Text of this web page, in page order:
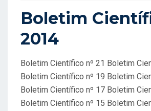
S
T
A
D
O
E
M
Boletim
2014
Boletim Científico nº 21 Boletim
Boletim Científico nº 19 Boletim
Boletim Científico nº 17 Boletim
Boletim Científico nº 15 Boletim